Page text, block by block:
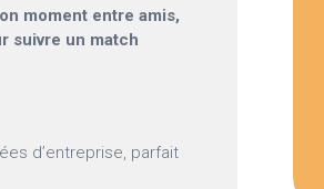
moment entre amis,
suivre un match
d’entreprise, parfait